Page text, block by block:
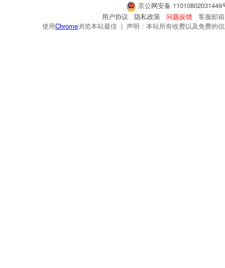
京公网安备
用户协议
隐私政策 问题反馈
客服邮
使用Chrome浏览本站最佳 | 声明：本站所有收费以及免费的